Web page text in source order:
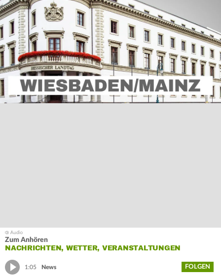
Zum Anhören
NACHRICHTEN, WETTER, VERANSTALTUNGEN
1:05 News FOLGEN